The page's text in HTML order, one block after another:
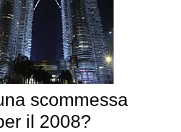
scommessa
il 2008?